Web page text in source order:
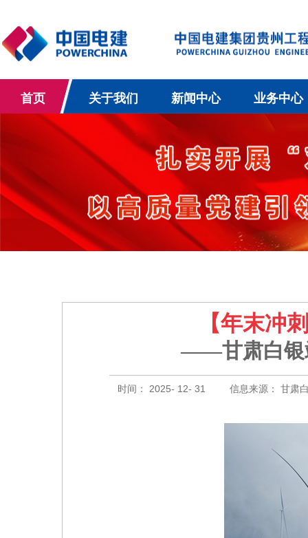
首页 关于我们 新闻中心 业务中心
【年末冲
——甘肃白银
时间： 2025- 12- 31 信息来源： 甘肃